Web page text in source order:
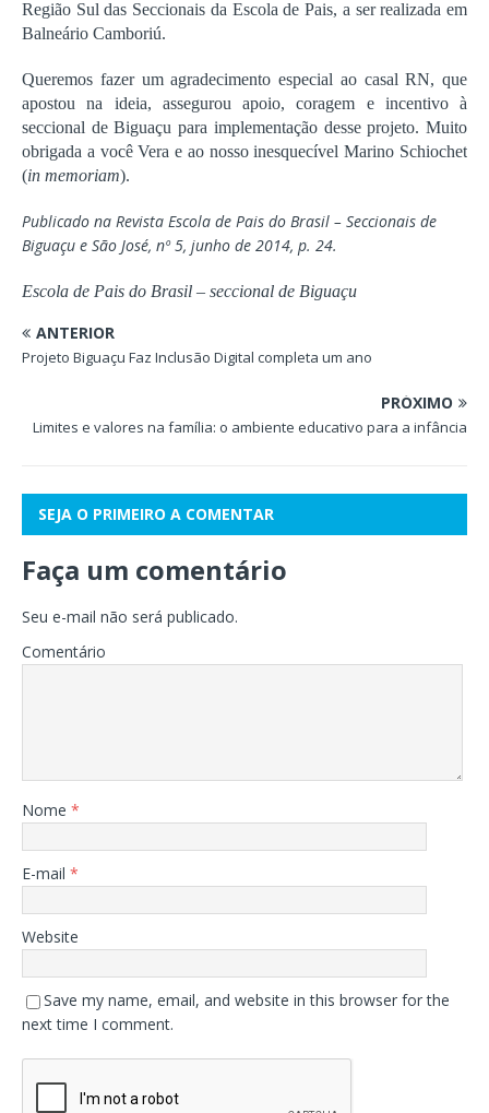
Região Sul das Seccionais da Escola de Pais, a ser realizada em
Balneário Camboriú.
Queremos fazer um agradecimento especial ao casal RN, que
apostou na ideia, assegurou apoio, coragem e incentivo à
seccional de Biguaçu para implementação desse projeto. Muito
obrigada a você Vera e ao nosso inesquecível Marino Schiochet
(in memoriam).
Publicado na Revista Escola de Pais do Brasil – Seccionais de
Biguaçu e São José, nº 5, junho de 2014, p. 24.
Escola de Pais do Brasil – seccional de Biguaçu
ANTERIOR
Projeto Biguaçu Faz Inclusão Digital completa um ano
PRÓXIMO
Limites e valores na família: o ambiente educativo para a infância
SEJA O PRIMEIRO A COMENTAR
Faça um comentário
Seu e-mail não será publicado.
Comentário
Nome *
E-mail *
Website
Save my name, email, and website in this browser for the
next time I comment.